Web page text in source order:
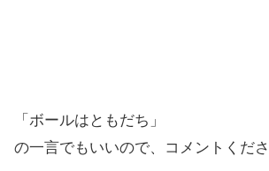
「ボールはともだち」
の一言でもいいので、コメントくださ